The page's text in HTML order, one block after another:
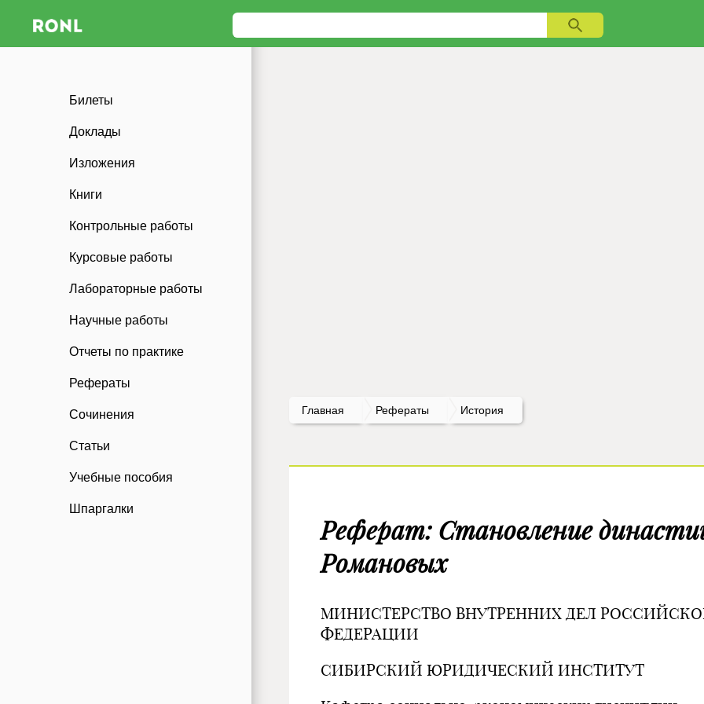
Билеты
Доклады
Изложения
Книги
Контрольные работы
Курсовые работы
Лабораторные работы
Научные работы
Отчеты по практике
Рефераты
Сочинения
Статьи
Учебные пособия
Шпаргалки
Главная Рефераты История
Реферат: Становление
Романовых
МИНИСТЕРСТВО ВНУТРЕННИХ ДЕЛ
ФЕДЕРАЦИИ
СИБИРСКИЙ ЮРИДИЧЕСКИЙ ИНСТИТУТ